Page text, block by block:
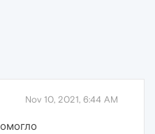
Nov 10, 2021, 6:44 AM